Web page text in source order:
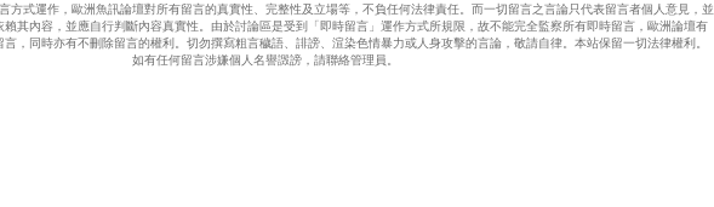
方式運作，歐洲魚訊論壇對所有留言的真實性、完整性及立場等，不負任何法律責任。而一切留言之言論只代表留言者個人意見，並
其內容，並應自行判斷內容真實性。由於討論區是受到「即時留言」運作方式所規限，故不能完全監察所有即時留言，歐洲論壇有
，同時亦有不刪除留言的權利。切勿撰寫粗言穢語、誹謗、渲染色情暴力或人身攻擊的言論，敬請自律。本站保留一切法律權利。
如有任何留言涉嫌個人名譽譭謗，請聯絡管理員。